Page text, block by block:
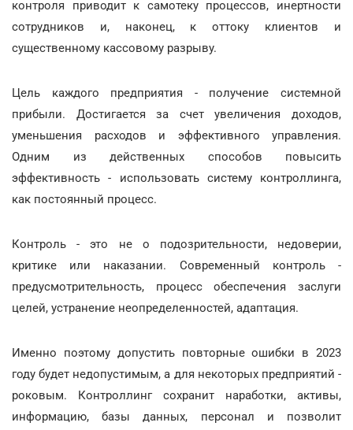
контроля приводит к самотеку процессов, инертности
сотрудников и, наконец, к оттоку клиентов и
существенному кассовому разрыву.
Цель каждого предприятия - получение системной
прибыли. Достигается за счет увеличения доходов,
уменьшения расходов и эффективного управления.
Одним из действенных способов повысить
эффективность - использовать систему контроллинга,
как постоянный процесс.
Контроль - это не о подозрительности, недоверии,
критике или наказании. Современный контроль -
предусмотрительность, процесс обеспечения заслуги
целей, устранение неопределенностей, адаптация.
Именно поэтому допустить повторные ошибки в 2023
году будет недопустимым, а для некоторых предприятий -
роковым. Контроллинг сохранит наработки, активы,
информацию, базы данных, персонал и позволит